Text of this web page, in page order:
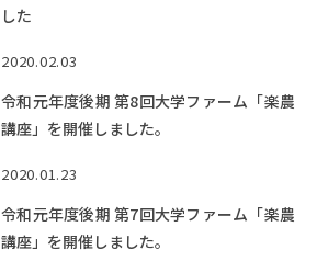
した
2020.02.03
令和元年度後期 第8回大学ファーム「楽農
講座」を開催しました。
2020.01.23
令和元年度後期 第7回大学ファーム「楽農
講座」を開催しました。